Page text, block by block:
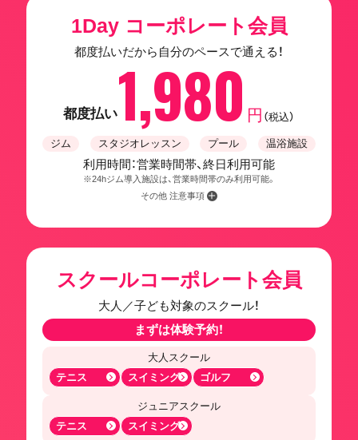
1Day コーポレート会員
都度払いだから自分のペースで通える！
都度払い1,980 円 （税込）
ジム スタジオレッスン プール 温浴施設
利用時間：営業時間帯、終日利用可能
※24hジム導入施設は、営業時間帯のみ利用可能。
その他 注意事項
スクールコーポレート会員
大人／子ども対象のスクール！
まずは体験予約！
大人スクール
テニス
スイミング ゴルフ
ジュニアスクール
テニス
スイミング